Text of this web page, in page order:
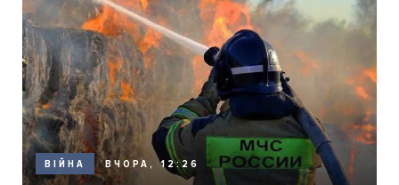
ВІЙНА ВЧОРА, 12:26